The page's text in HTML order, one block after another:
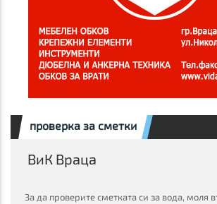
проверка за сметки
ВиК Враца
За да проверите сметката си за вода, моля